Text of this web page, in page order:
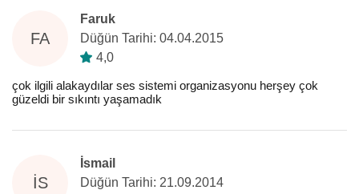
FA
Faruk
Düğün Tarihi: 04.04.2015
4,0
çok ilgili alakaydılar ses sistemi organizasyonu herşey çok
güzeldi bir sıkıntı yaşamadık
İS
İsmail
Düğün Tarihi: 21.09.2014